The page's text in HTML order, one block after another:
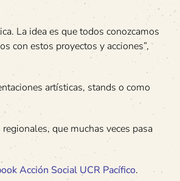
La idea es que todos conozcamos
con estos proyectos y acciones”,
artísticas, stands o como
que muchas veces pasa
Acción Social UCR Pacífico.